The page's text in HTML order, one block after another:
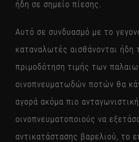
ήδη σε σημείο πίεσης.
Αυτό σε συνδυασμό με το
καταναλωτές αισθάνονται ήδη
πριμοδότηση τιμής των
οινοπνευματωδών ποτών θα
αγορά ακόμα πιο
οινοπνευματοποιούς να
αντικατάστασης βαρελιού, το